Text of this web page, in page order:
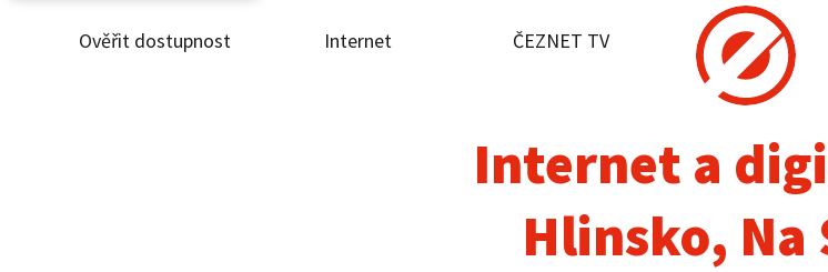
Ověřit dostupnost Internet ČEZNET TV
Internet
Internet a
Hlinsko, Na